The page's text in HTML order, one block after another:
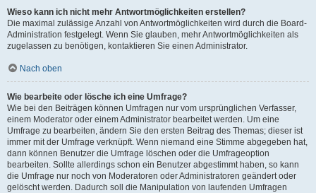
Wieso kann ich nicht mehr Antwortmöglichkeiten erstellen?
Die maximal zulässige Anzahl von Antwortmöglichkeiten wird durch die Board-
Administration festgelegt. Wenn Sie glauben, mehr Antwortmöglichkeiten als
zugelassen zu benötigen, kontaktieren Sie einen Administrator.
Nach oben
Wie bearbeite oder lösche ich eine Umfrage?
Wie bei den Beiträgen können Umfragen nur vom ursprünglichen Verfasser,
einem Moderator oder einem Administrator bearbeitet werden. Um eine
Umfrage zu bearbeiten, ändern Sie den ersten Beitrag des Themas; dieser ist
immer mit der Umfrage verknüpft. Wenn niemand eine Stimme abgegeben hat,
dann können Benutzer die Umfrage löschen oder die Umfrageoption
bearbeiten. Sollte allerdings schon ein Benutzer abgestimmt haben, so kann
die Umfrage nur noch von Moderatoren oder Administratoren geändert oder
gelöscht werden. Dadurch soll die Manipulation von laufenden Umfragen